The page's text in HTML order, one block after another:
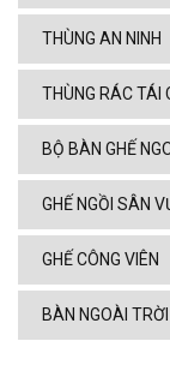
THÙNG AN NINH
THÙNG RÁC TÁI
BỘ BÀN GHẾ
GHẾ NGỒI SÂN
GHẾ CÔNG VIÊN
BÀN NGOÀI TRỜI